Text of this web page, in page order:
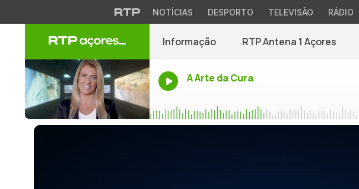
NOTÍCIAS DESPORTO TELEVISÃO RÁDIO
Informação RTP Antena 1 Açores
A Arte da Cura